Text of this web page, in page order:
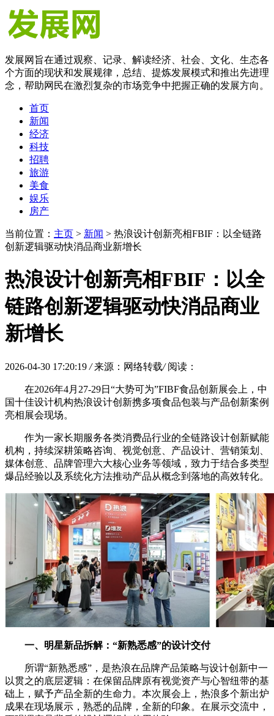
发展网旨在通过观察、记录、解读经济、社会、文化、生态各
个方面的现状和发展规律，总结、提炼发展模式和推出先进理
念，帮助网民在激烈复杂的市场竞争中把握正确的发展方向。
首页
新闻
经济
科技
招聘
旅游
美食
娱乐
房产
当前位置： 主页 > 新闻 > 热浪设计创新亮相FBIF：以全链路
创新逻辑驱动快消品商业新增长
热浪设计创新亮相FBIF：以全
链路创新逻辑驱动快消品商业
新增长
2026-04-30 17:20:19 / 来源：网络转载/ 阅读：
在2026年4月27-29日“大势可为”FIBF食品创新展会上，中
国十佳设计机构热浪设计创新携多项食品包装与产品创新案例
亮相展会现场。
作为一家长期服务各类消费品行业的全链路设计创新赋能
机构，持续深耕策略咨询、视觉创意、产品设计、营销策划、
媒体创意、品牌管理六大核心业务等领域，致力于结合多类型
爆品经验以及系统化方法推动产品从概念到落地的高效转化。
一、明星新品拆解： “新熟悉感”的设计交付
所谓“新熟悉感”，是热浪在品牌产品策略与设计创新中一
以贯之的底层逻辑：在保留品牌原有视觉资产与心智纽带的基
础上，赋予产品全新的生命力。本次展会上，热浪多个新出炉
成果在现场展示，熟悉的品牌，全新的印象。在展示交流中，